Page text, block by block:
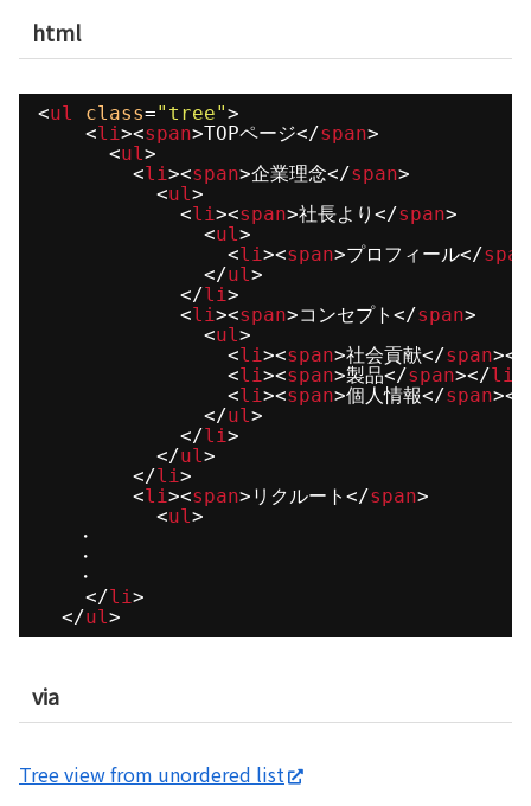
html
<ul class="tree">
<li><span>TOPページ</span>
<ul>
<li><span>企業理念</span>
<ul>
<li><span>社長より</span>
<ul>
<li><span>プロフィール</span
</ul>
</li>
<li><span>コンセプト</span>
<ul>
<li><span>社会貢献</span></
<li><span>製品</span></li
<li><span>個人情報</span></
</ul>
</li>
</ul>
</li>
<li><span>リクルート</span>
<ul>
・
・
・
</li>
</ul>
via
Tree view from unordered list